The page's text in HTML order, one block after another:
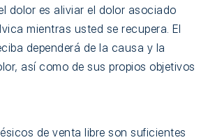
dolor es aliviar el dolor asociado
mientras usted se recupera. El
dependerá de la causa y la
así como de sus propios objetivos
de venta libre son suficientes